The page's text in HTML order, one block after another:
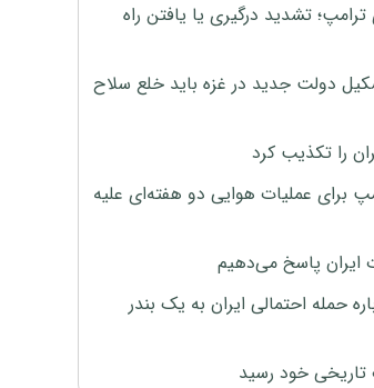
تشدید درگیری یا یافتن راه
دولت جدید در غزه باید خلع سلاح
را تکذیب کرد
برای عملیات هوایی دو هفته‌ای علیه
ایران پاسخ می‌دهیم
حمله احتمالی ایران به یک بندر
خود رسید